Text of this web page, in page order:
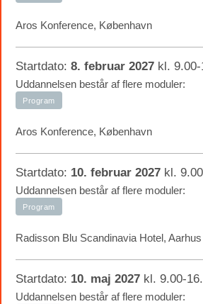
Aros Konference, København
Startdato: 8. februar 2027 kl.
Uddannelsen består af flere moduler:
Program
Aros Konference, København
Startdato: 10. februar 2027 kl.
Uddannelsen består af flere moduler:
Program
Radisson Blu Scandinavia Hotel, Aarhus
Startdato: 10. maj 2027 kl. 9.00-
Uddannelsen består af flere moduler: